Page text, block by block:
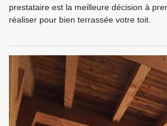
prestataire est la meilleure décision à
réaliser pour bien terrassée votre toit.